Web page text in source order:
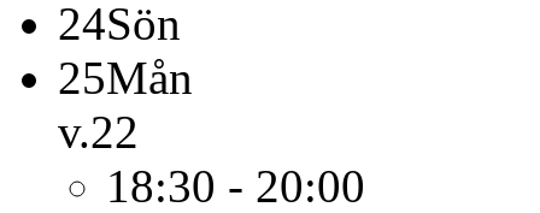
24Sön
25Mån
v.22
18:30 - 20:00